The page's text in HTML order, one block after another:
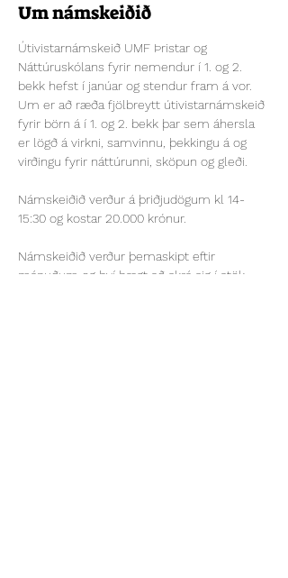
Um námskeiðið
Útivistarnámskeið UMF Þristar og
Náttúruskólans fyrir nemendur í 1. og 2.
bekk hefst í janúar og stendur fram á vor.
Um er að ræða fjölbreytt útivistarnámskeið
fyrir börn á í 1. og 2. bekk þar sem áhersla
er lögð á virkni, samvinnu, þekkingu á og
virðingu fyrir náttúrunni, sköpun og gleði.
Námskeiðið verður á þriðjudögum kl 14-
15:30 og kostar 20.000 krónur.
Námskeiðið verður þemaskipt eftir
mánuðum og því hægt að skrá sig í stök